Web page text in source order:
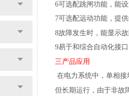
6可选配跳闸功能， 能
7可选配远动功能， 提
8故障发生时，能显示
9易于和综合自动化接
三产品应用
在电力系统中， 单相接
但长期运行，由于非故